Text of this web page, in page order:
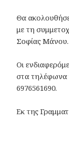
Θα
με τη
Σοφίας Μάνου.
Οι
στα τηλέφωνα
6976561690.
Εκ της